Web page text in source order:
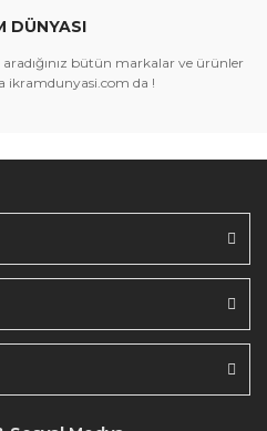
DÜNYASI
bütün markalar ve ürünler
ikramdunyasi.com da !